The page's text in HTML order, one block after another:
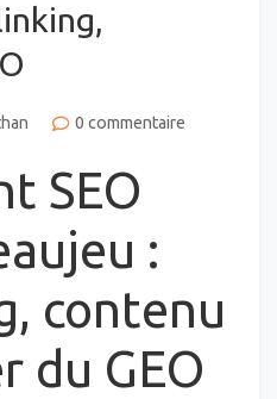
0 commentaire
SEO
:
contenu
du GEO